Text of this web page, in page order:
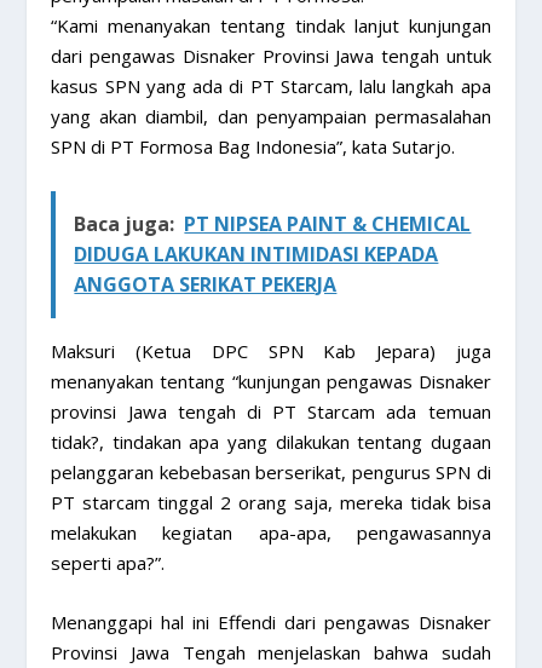
“Kami menanyakan tentang tindak lanjut kunjungan
dari pengawas Disnaker Provinsi Jawa tengah untuk
kasus SPN yang ada di PT Starcam, lalu langkah apa
yang akan diambil, dan penyampaian permasalahan
SPN di PT Formosa Bag Indonesia”, kata Sutarjo.
Baca juga: PT NIPSEA PAINT & CHEMICAL
DIDUGA LAKUKAN INTIMIDASI KEPADA
ANGGOTA SERIKAT PEKERJA
Maksuri (Ketua DPC SPN Kab Jepara) juga
menanyakan tentang “kunjungan pengawas Disnaker
provinsi Jawa tengah di PT Starcam ada temuan
tidak?, tindakan apa yang dilakukan tentang dugaan
pelanggaran kebebasan berserikat, pengurus SPN di
PT starcam tinggal 2 orang saja, mereka tidak bisa
melakukan kegiatan apa-apa, pengawasannya
seperti apa?”.
Menanggapi hal ini Effendi dari pengawas Disnaker
Provinsi Jawa Tengah menjelaskan bahwa sudah